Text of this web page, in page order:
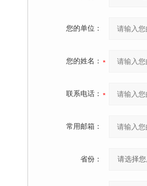
您的单位：
您的姓名：
联系电话：
常用邮箱：
省份：